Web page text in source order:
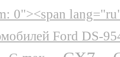
0"><span
Ford DS-